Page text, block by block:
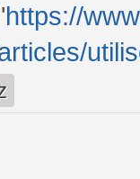
https://